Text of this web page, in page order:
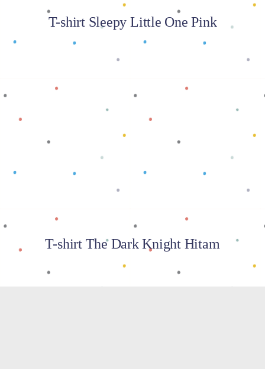
T-shirt Sleepy Little One Pink
Baca selengkapnya
T-shirt The Dark Knight Hitam